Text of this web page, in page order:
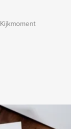
Kijkmoment